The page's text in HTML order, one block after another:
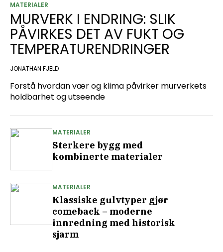
MURVERK I ENDRING: SLIK
PÅVIRKES DET AV FUKT OG
TEMPERATURENDRINGER
Forstå hvordan vær og klima påvirker murverkets
holdbarhet og utseende
MATERIALER
JONATHAN FJELD
Sterkere bygg med
kombinerte materialer
MATERIALER
Klassiske gulvtyper gjør
comeback – moderne
innredning med historisk
sjarm
MATERIALER